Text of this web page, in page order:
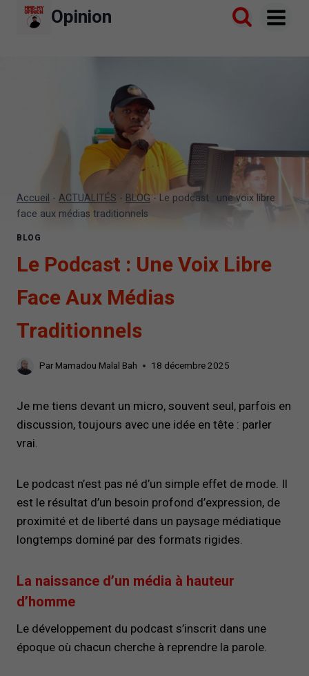
Opinion
Accueil - ACTUALITÉS - BLOG-Le podcast : une voix libre
face aux médias traditionnels
BLOG
Le Podcast : Une Voix Libre
Face Aux Médias
Traditionnels
Par Mamadou Malal Bah 18 décembre 2025
Je me tiens devant un micro, souvent seul, parfois en
discussion, toujours avec une idée en tête : parler
vrai.
Le podcast n’est pas né d’un simple effet de mode. Il
est le résultat d’un besoin profond d’expression, de
proximité et de liberté dans un paysage médiatique
longtemps dominé par des formats rigides.
La naissance d’un média à hauteur
d’homme
Le développement du podcast s’inscrit dans une
époque où chacun cherche à reprendre la parole.